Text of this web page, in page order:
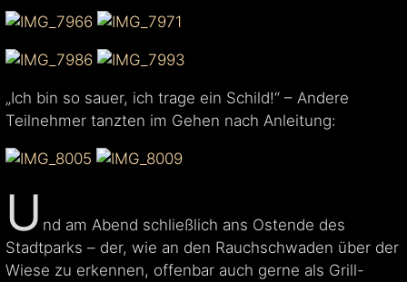
„Ich bin so sauer, ich trage ein Schild!“ – Andere
Teilnehmer tanzten im Gehen nach Anleitung:
U nd am Abend schließlich ans Ostende des
Stadtparks – der, wie an den Rauchschwaden über der
Wiese zu erkennen, offenbar auch gerne als Grill-